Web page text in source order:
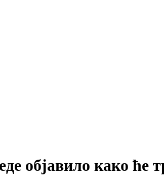
објавило како ће